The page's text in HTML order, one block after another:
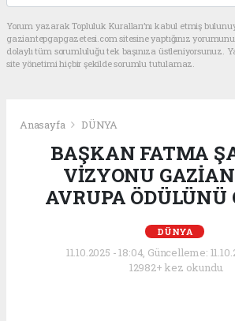
Yorum yazarak Topluluk Kuralları’nı kabul etmiş
gaziantepgapgazetesi.com sitesine yaptığınız
dolaylı tüm sorumluluğu tek başınıza üstleniyorsunuz.
site yönetimi hiçbir şekilde sorumlu tutulamaz.
Anasayfa DÜNYA
BAŞKAN FATMA
VİZYONU
AVRUPA ÖDÜLÜNÜ
DÜNYA
11.10.2025 - 18:04, Güncelleme:
12982+ kez okundu.